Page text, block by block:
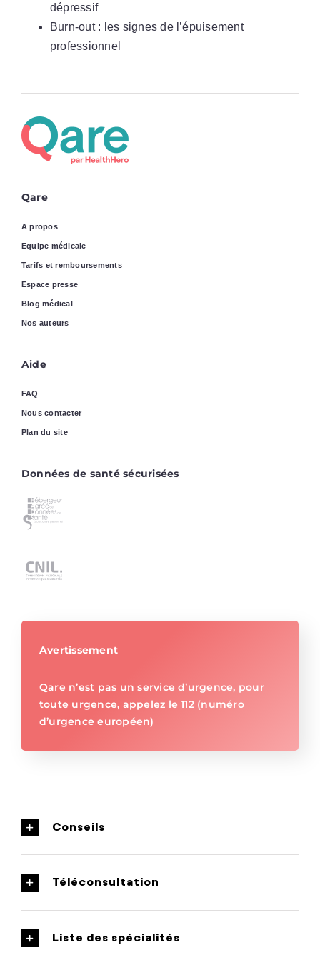
dépressif
Burn-out : les signes de l’épuisement
professionnel
Qare
A propos
Equipe médicale
Tarifs et remboursements
Espace presse
Blog médical
Nos auteurs
Aide
FAQ
Nous contacter
Plan du site
Données de santé sécurisées
Avertissement
Qare n’est pas un service d’urgence, pour
toute urgence, appelez le 112 (numéro
d’urgence européen)
Conseils
Téléconsultation
Liste des spécialités